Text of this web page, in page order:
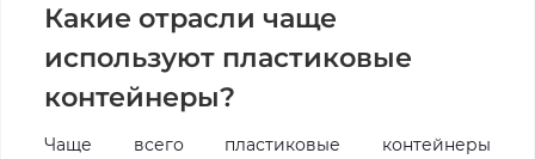
Какие отрасли чаще
используют пластиковые
контейнеры?
Чаще всего пластиковые контейнеры